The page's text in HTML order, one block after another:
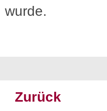
wurde.
Zurück